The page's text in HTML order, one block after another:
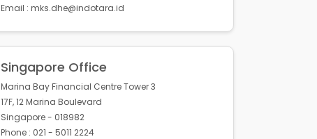
Email : mks.dhe@indotara.id
Singapore Office
Marina Bay Financial Centre Tower 3
17F, 12 Marina Boulevard
Singapore - 018982
Phone : 021 - 5011 2224